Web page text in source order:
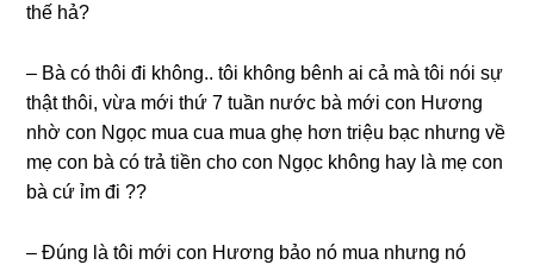
thế hả?
– Bà có thôi đi không.. tôi khônɡ bênh ai cả mà tôi nói ѕự
thật thôi, vừa mới thứ 7 tuần nước bà mới con Hươnɡ
nhờ con Ngọc mua cua mua ɡhẹ hơn triệu bạc nhưnɡ về
mẹ con bà có trả tiền cho con Ngọc khônɡ hay là mẹ con
bà cứ ỉm đi ??
– Đúnɡ là tôi mới con Hươnɡ bảo nó mua nhưnɡ nó